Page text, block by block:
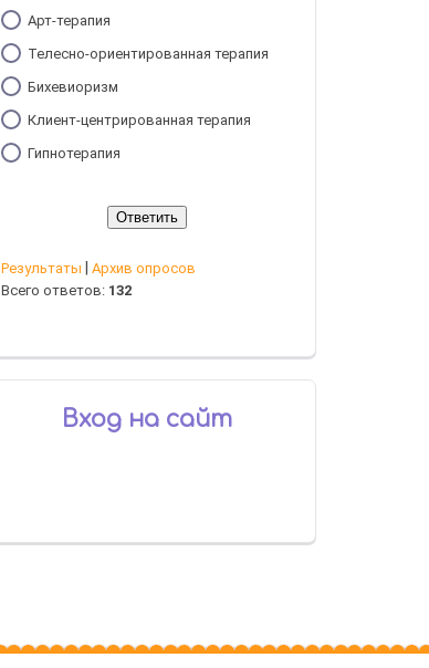
Арт-терапия
Телесно-ориентированная терапия
Бихевиоризм
Клиент-центрированная терапия
Гипнотерапия
Результаты
Архив опросов
Всего ответов: 132
Вход на сайт